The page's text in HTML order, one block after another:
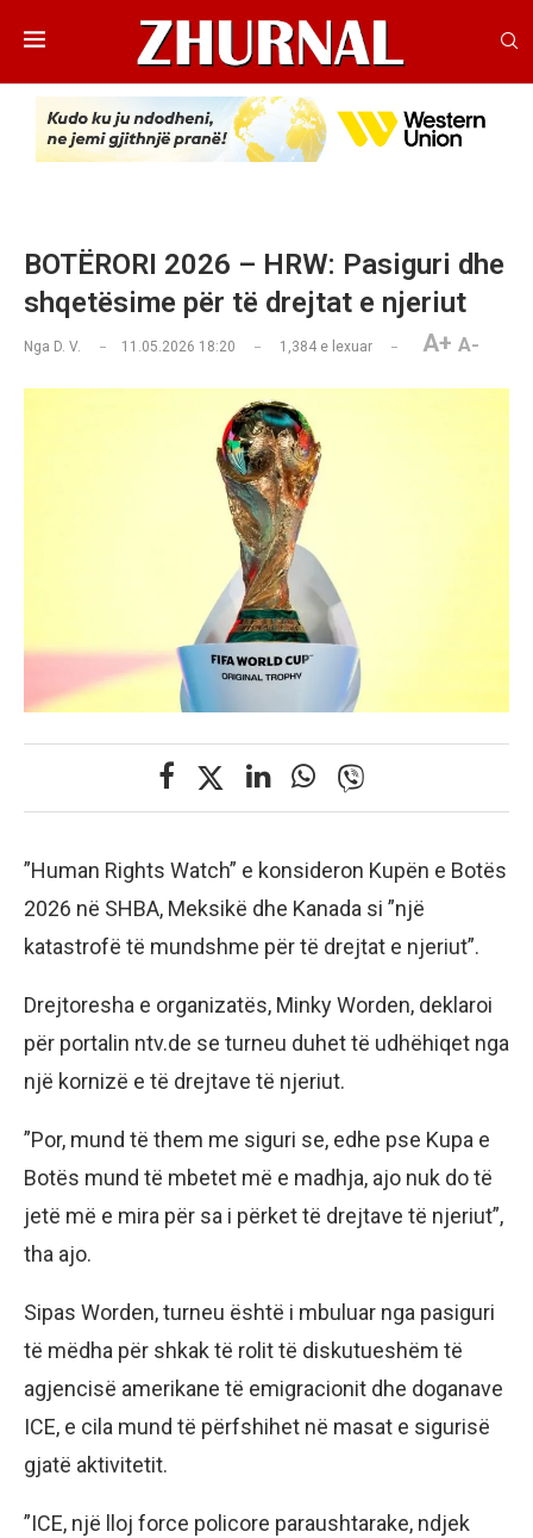
BOTËRORI 2026 – HRW: Pasiguri dhe
shqetësime për të drejtat e njeriut
Nga D. V. 11.05.2026 18:20 1,384 e lexuar A+ A-
”Human Rights Watch” e konsideron Kupën e Botës
2026 në SHBA, Meksikë dhe Kanada si ”një
katastrofë të mundshme për të drejtat e njeriut”.
Drejtoresha e organizatës, Minky Worden, deklaroi
për portalin ntv.de se turneu duhet të udhëhiqet nga
një kornizë e të drejtave të njeriut.
”Por, mund të them me siguri se, edhe pse Kupa e
Botës mund të mbetet më e madhja, ajo nuk do të
jetë më e mira për sa i përket të drejtave të njeriut”,
tha ajo.
Sipas Worden, turneu është i mbuluar nga pasiguri
të mëdha për shkak të rolit të diskutueshëm të
agjencisë amerikane të emigracionit dhe doganave
ICE, e cila mund të përfshihet në masat e sigurisë
gjatë aktivitetit.
”ICE, një lloj force policore paraushtarake, ndjek